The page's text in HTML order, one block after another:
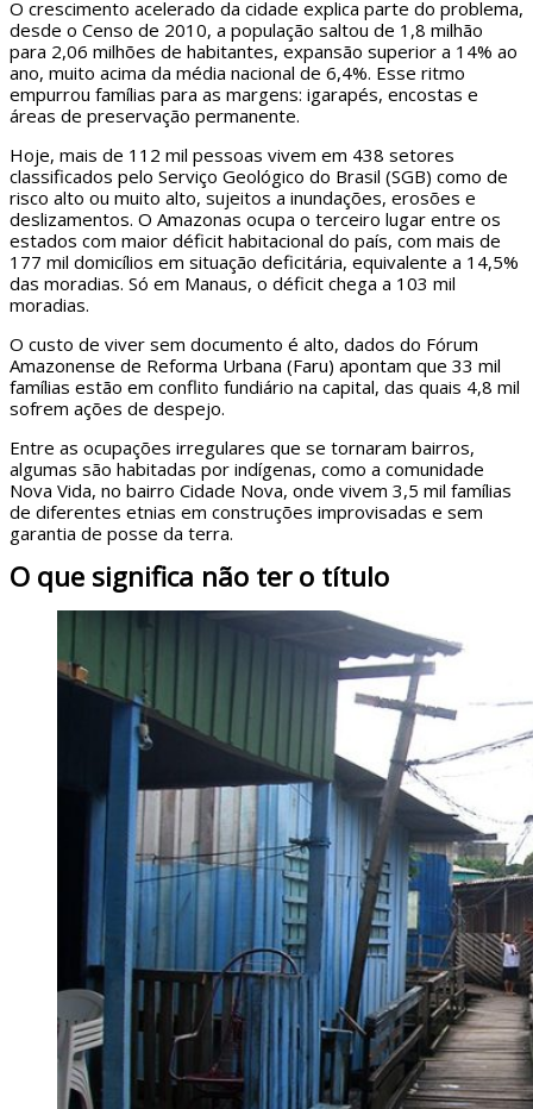
O crescimento acelerado da cidade explica parte do problema,
desde o Censo de 2010, a população saltou de 1,8 milhão
para 2,06 milhões de habitantes, expansão superior a 14% ao
ano, muito acima da média nacional de 6,4%. Esse ritmo
empurrou famílias para as margens: igarapés, encostas e
áreas de preservação permanente.
Hoje, mais de 112 mil pessoas vivem em 438 setores
classificados pelo Serviço Geológico do Brasil (SGB) como de
risco alto ou muito alto, sujeitos a inundações, erosões e
deslizamentos. O Amazonas ocupa o terceiro lugar entre os
estados com maior déficit habitacional do país, com mais de
177 mil domicílios em situação deficitária, equivalente a 14,5%
das moradias. Só em Manaus, o déficit chega a 103 mil
moradias.
O custo de viver sem documento é alto, dados do Fórum
Amazonense de Reforma Urbana (Faru) apontam que 33 mil
famílias estão em conflito fundiário na capital, das quais 4,8 mil
sofrem ações de despejo.
Entre as ocupações irregulares que se tornaram bairros,
algumas são habitadas por indígenas, como a comunidade
Nova Vida, no bairro Cidade Nova, onde vivem 3,5 mil famílias
de diferentes etnias em construções improvisadas e sem
garantia de posse da terra.
O que significa não ter o título